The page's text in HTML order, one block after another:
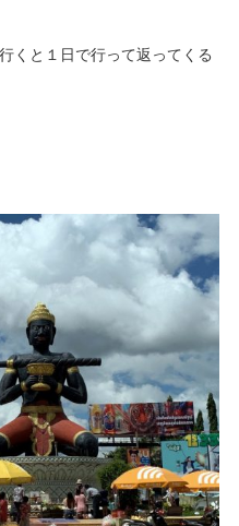
くと１日で行って返ってくる